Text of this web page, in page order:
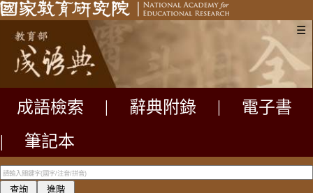
☰
成語檢索 辭典附錄
電子書
|
筆記本